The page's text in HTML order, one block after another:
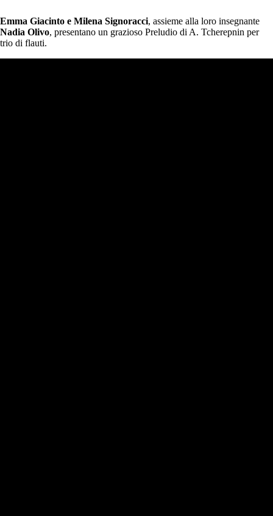
Emma Giacinto e Milena Signoracci, assieme alla loro insegnante
Nadia Olivo, presentano un grazioso Preludio di A. Tcherepnin per
trio di flauti.